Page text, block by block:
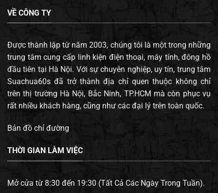
VỀ CÔNG TY
Được thành lập từ năm 2003, chúng tôi là một trong những
trung tâm cung cấp linh kiện điện thoại, máy tính, đông hồ
đầu tiên tại Hà Nội. Với sự chuyên nghiệp, uy tín, trung tâm
Suachua60s đã trở thành địa chỉ quen thuộc không chỉ
trên thị trường Hà Nội, Bắc Ninh, TP.HCM mà còn phục vụ
rất nhiều khách hàng, cũng như các đại lý trên toàn quốc.
Bản đồ chỉ đường
THỜI GIAN LÀM VIỆC
Mở cửa từ 8:30 đến 19:30 (Tất Cả Các Ngày Trong Tuần).